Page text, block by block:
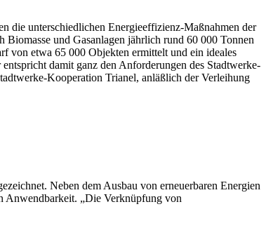
die unterschiedlichen Energieeffizienz-Maßnahmen der
und Gasanlagen jährlich rund 60 000 Tonnen
von etwa 65 000 Objekten ermittelt und ein ideales
damit ganz den Anforderungen des Stadtwerke-
Kooperation Trianel, anläßlich der Verleihung
Neben dem Ausbau von erneuerbaren Energien
Anwendbarkeit. „Die Verknüpfung von